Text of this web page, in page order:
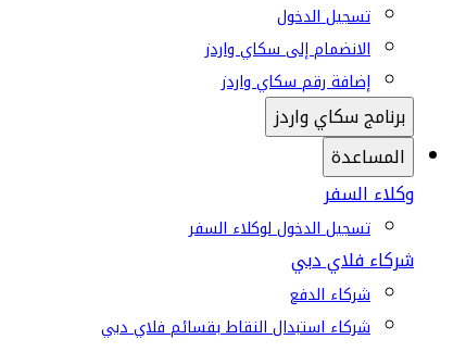
تسجيل الدخول
الانضمام إلى سكاي واردز
إضافة رقم سكاي واردز
برنامج سكاي واردز
المساعدة
وكلاء السفر
تسجيل الدخول لوكلاء السفر
شركاء فلاي دبي
شركاء الدفع
شركاء استبدال النقاط بقسائم فلاي دبي